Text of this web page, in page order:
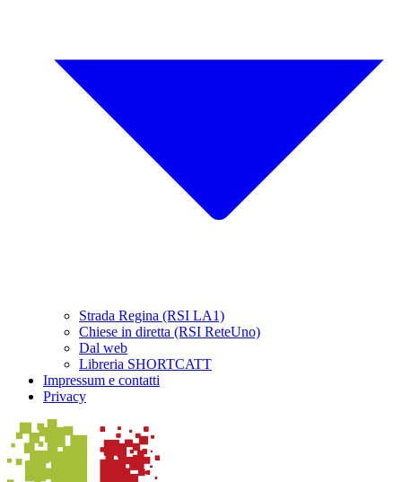
Strada Regina (RSI LA1)
Chiese in diretta (RSI ReteUno)
Dal web
Libreria SHORTCATT
Impressum e contatti
Privacy